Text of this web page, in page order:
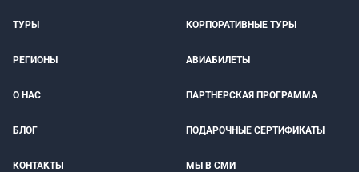
ТУРЫ КОРПОРАТИВНЫЕ ТУРЫ
РЕГИОНЫ АВИАБИЛЕТЫ
О НАС ПАРТНЕРСКАЯ ПРОГРАММА
БЛОГ ПОДАРОЧНЫЕ СЕРТИФИКАТЫ
КОНТАКТЫ МЫ В СМИ